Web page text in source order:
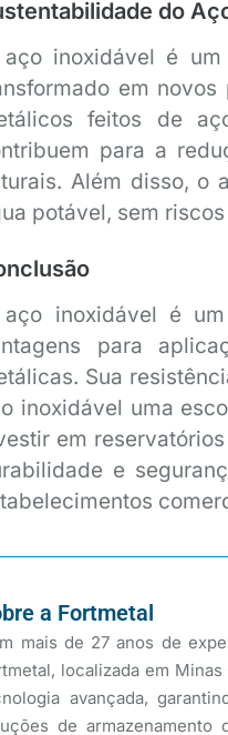
do
inoxidável é
em
feitos de
para a
Além disso, o
potável, sem
inoxidável é
para
Sua
inoxidável uma
em
e
a Fortmetal
mais de 27 anos de
localizada em
avançada,
de